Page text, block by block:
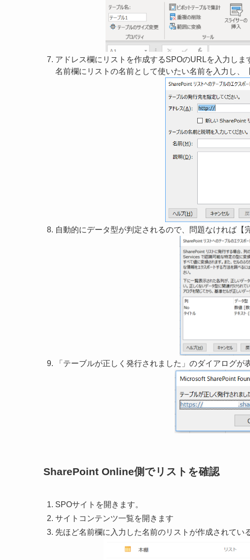
アドレス欄にリストを作成するSPOのURLを入力しま
名前欄にリストの名前として使いたい名前を入力し、
自動的にデータ型が判定されるので、問題なければ【
「テーブルが正しく発行されました」のダイアログが
SharePoint Online側でリストを確認
SPOサイトを開きます。
サイトコンテンツ一覧を開きます
先ほど名前欄に入力した名前のリストが作成されてい